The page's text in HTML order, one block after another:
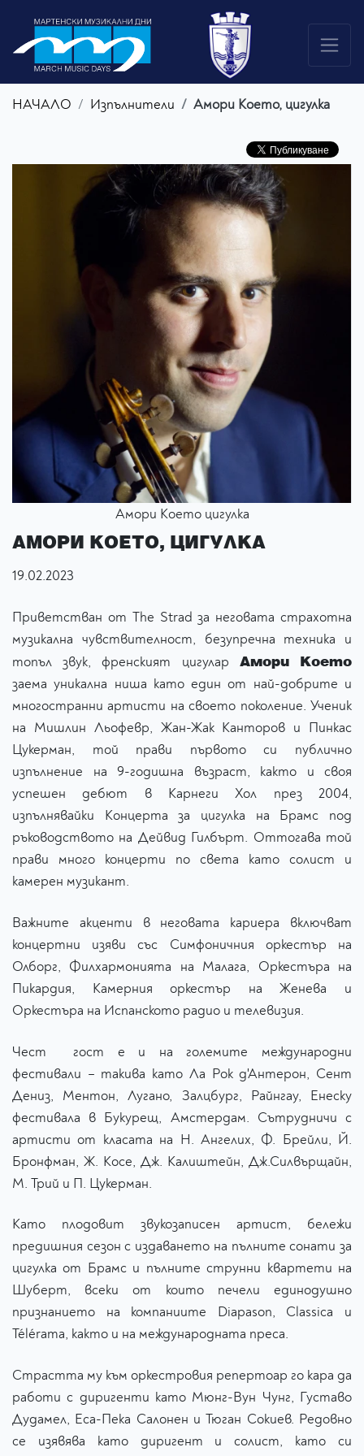
НАЧАЛО Изпълнители Амори Което, цигулка
Амори Което цигулка
АМОРИ КОЕТО, ЦИГУЛКА
19.02.2023
Приветстван от The Strad за неговата страхотна
музикална чувствителност, безупречна техника и
топъл звук, френският цигулар Амори Което
заема уникална ниша като един от най-добрите и
многостранни артисти на своето поколение. Ученик
на Мишлин Льофевр, Жан-Жак Канторов и Пинкас
Цукерман, той прави първото си публично
изпълнение на 9-годишна възраст, както и своя
успешен дебют в Карнеги Хол през 2004,
изпълнявайки Концерта за цигулка на Брамс под
ръководството на Дейвид Гилбърт. Оттогава той
прави много концерти по света като солист и
камерен музикант.
Важните акценти в неговата кариера включват
концертни изяви със Симфоничния оркестър на
Олборг, Филхармонията на Малага, Оркестъра на
Пикардия, Камерния оркестър на Женева и
Оркестъра на Испанското радио и телевизия.
Чест гост е и на големите международни
фестивали – такива като Ла Рок д'Антерон, Сент
Дениз, Ментон, Лугано, Залцбург, Райнгау, Енеску
фестивала в Букурещ, Амстердам. Сътрудничи с
артисти от класата на Н. Ангелих, Ф. Брейли, Й.
Бронфман, Ж. Косе, Дж. Калиштейн, Дж.Силвърщайн,
М. Трий и П. Цукерман.
Като плодовит звукозаписен артист, бележи
предишния сезон с издаването на пълните сонати за
цигулка от Брамс и пълните струнни квартети на
Шуберт, всеки от които печели единодушно
признанието на компаниите Diapason, Classica и
Télérama, както и на международната преса.
Страстта му към оркестровия репертоар го кара да
работи с диригенти като Мюнг-Вун Чунг, Густаво
Дудамел, Еса-Пека Салонен и Тюган Сокиев. Редовно
се изявява като диригент и солист, като си